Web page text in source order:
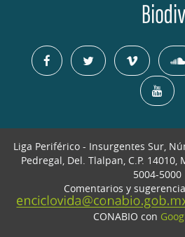
Liga Periférico - Insurgentes Sur,
Pedregal, Del. Tlalpan, C.P. 14010,
5004-5000
Comentarios y
CONABIO con